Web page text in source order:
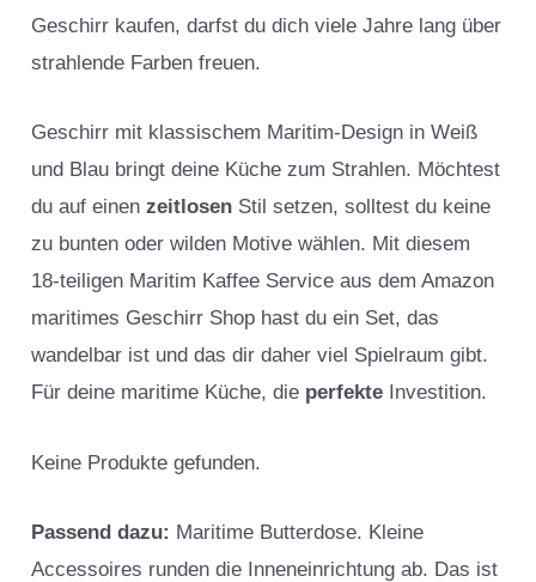
Geschirr kaufen, darfst du dich viele Jahre lang über
strahlende Farben freuen.
Geschirr mit klassischem Maritim-Design in Weiß
und Blau bringt deine Küche zum Strahlen. Möchtest
du auf einenzeitlosen Stil setzen, solltest du keine
zu bunten oder wilden Motive wählen. Mit diesem
18-teiligen Maritim Kaffee Service aus dem Amazon
maritimes Geschirr Shop hast du ein Set, das
wandelbar ist und das dir daher viel Spielraum gibt.
Für deine maritime Küche, die perfekte Investition.
Keine Produkte gefunden.
Passend dazu: Maritime Butterdose. Kleine
Accessoires runden die Inneneinrichtung ab. Das ist